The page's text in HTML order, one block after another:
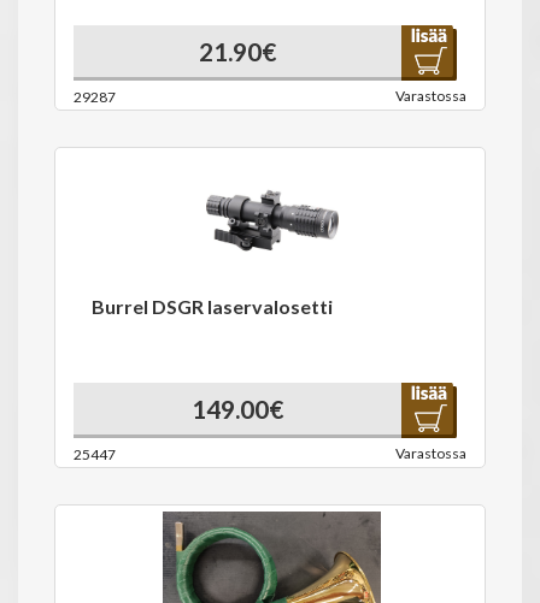
21.90€
29287 Varastossa
Burrel DSGR laservalosetti
149.00€
25447 Varastossa